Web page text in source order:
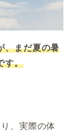
、まだ夏の暑
す。
、実際の体